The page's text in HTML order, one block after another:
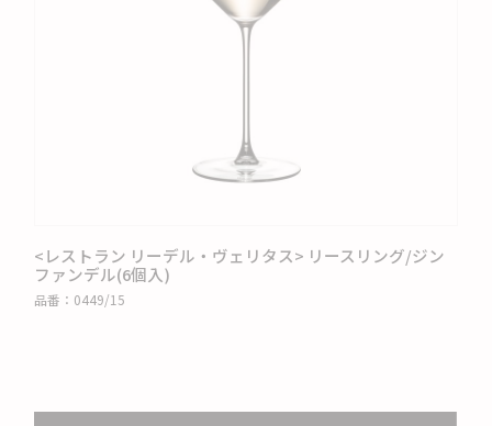
<レストラン リーデル・ヴェリタス> リースリング/ジン
ファンデル(6個入)
品番： 0449/15